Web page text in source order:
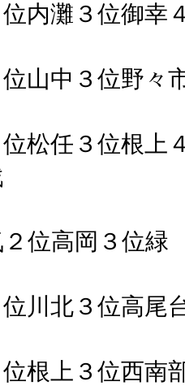
内灘３位御幸
山中３位野々
松任３位根上
位高岡３位緑
川北３位高尾
根上３位西南